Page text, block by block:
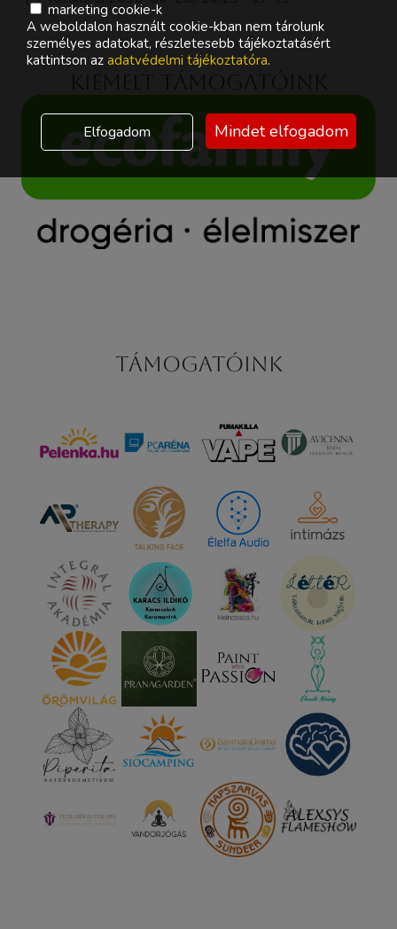
Támogatóink
marketing cookie-k
A weboldalon használt cookie-kban nem tárolunk
személyes adatokat, részletesebb tájékoztatásért
kattintson az adatvédelmi tájékoztatóra.
Elfogadom Mindet elfogadom